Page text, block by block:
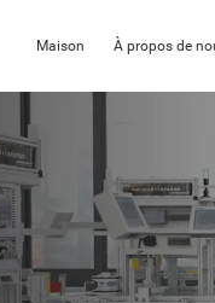
Maison À propos de